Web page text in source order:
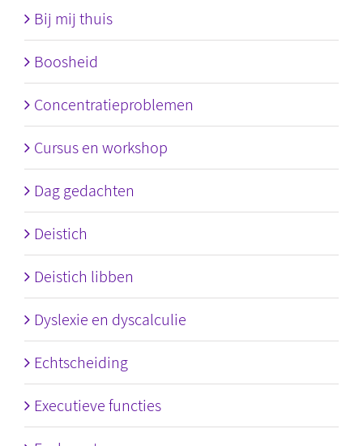
Bij mij thuis
Boosheid
Concentratieproblemen
Cursus en workshop
Dag gedachten
Deistich
Deistich libben
Dyslexie en dyscalculie
Echtscheiding
Executieve functies